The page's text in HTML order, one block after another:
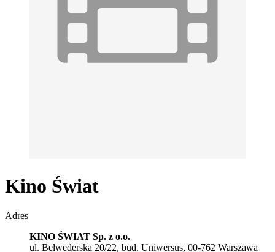
Kino Świat
Adres
KINO ŚWIAT Sp. z o.o.
ul. Belwederska 20/22, bud. Uniwersus, 00-762 Warszawa